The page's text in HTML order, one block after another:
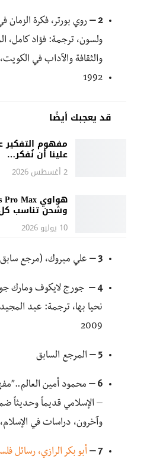
2 –
روي بورتر، فكرة الزمان
ولسون، ترجمة: فؤاد كامل،
والثقافة والآداب في الكويت،
1992
قد يعجبك أيضًا
مفهوم التفكير
علينا أن نُفكر…
2 أغسطس 2026
وشحن تناسب
10 يوليو 2026
3 – علي مبروك، (مرجع
4 –
جورج لايكوف ومارك
نحيا بها، ترجمة: عبد
2009
5 – المرجع السابق
6 –
محمود أمين
– الإسلامي قديماً وحديثاً
وآخرون، دراسات في الإسلام، دار
7 – أبو بكر الرازي، رسائل